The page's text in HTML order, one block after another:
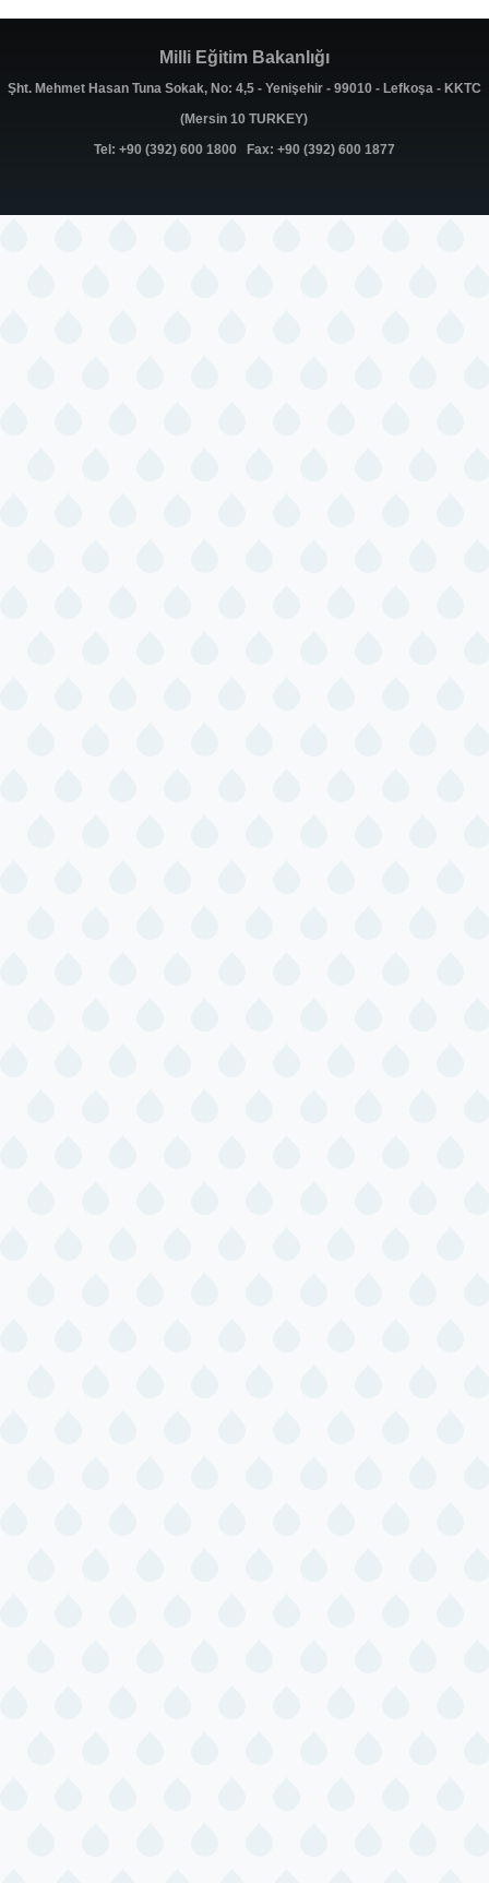
Milli Eğitim Bakanlığı
Şht. Mehmet Hasan Tuna Sokak, No: 4,5 - Yenişehir - 99010 - Lefkoşa - KKTC
(Mersin 10 TURKEY)
Tel: +90 (392) 600 1800 Fax: +90 (392) 600 1877